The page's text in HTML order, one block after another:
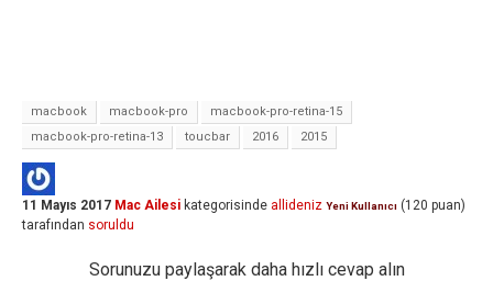
macbook macbook-pro
macbook-pro-retina-15
macbook-pro-retina-13
toucbar 2016 2015
11 Mayıs 2017 Mac Ailesi kategorisinde allideniz Yeni Kullanıcı (120 puan)
tarafından soruldu
Sorunuzu paylaşarak daha hızlı cevap alın